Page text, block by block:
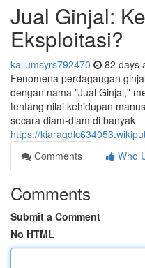
Jual Ginjal:
Eksploitasi?
kallumsyrs792470 82 days
Fenomena perdagangan
dengan nama "Jual Ginjal,"
tentang nilai kehidupan
secara diam-diam di banyak
https://
Comments
Who
Comments
Submit a Comment
No HTML